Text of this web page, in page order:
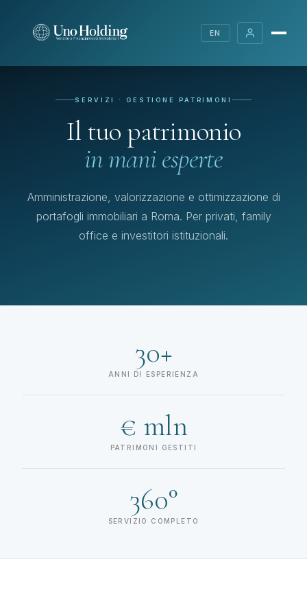
EN
SERVIZI · GESTIONE PATRIMONI
Il tuo patrimonio
in mani esperte
Amministrazione, valorizzazione e ottimizzazione di
portafogli immobiliari a Roma. Per privati, family
office e investitori istituzionali.
30+
ANNI DI ESPERIENZA
€ mln
PATRIMONI GESTITI
360°
SERVIZIO COMPLETO